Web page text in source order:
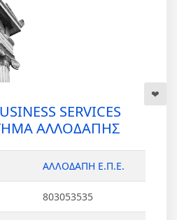
SERVICES
ΑΛΛΟΔΑΠΗΣ
ΑΛΛΟΔΑΠΗ Ε.Π.Ε.
803053535